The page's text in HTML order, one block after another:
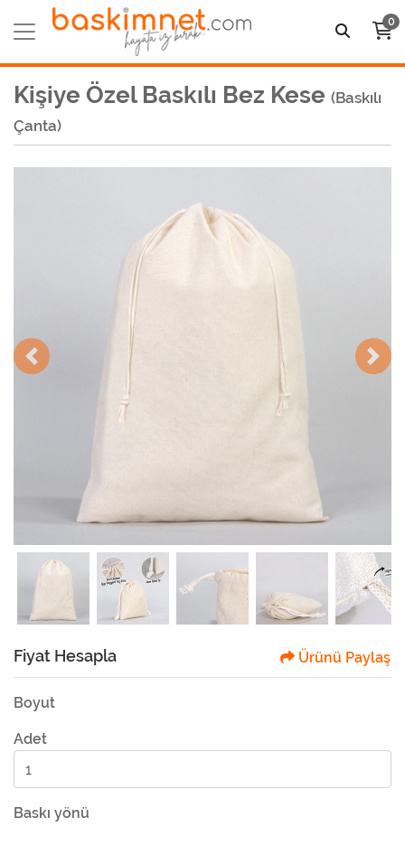
0
Kişiye Özel Baskılı Bez Kese (Baskılı
Çanta)
Fiyat Hesapla Ürünü Paylaş
Boyut
Adet
Baskı yönü